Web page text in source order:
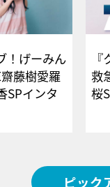
！げーみん
藤樹愛羅
SPインタ
救
桜
ピック